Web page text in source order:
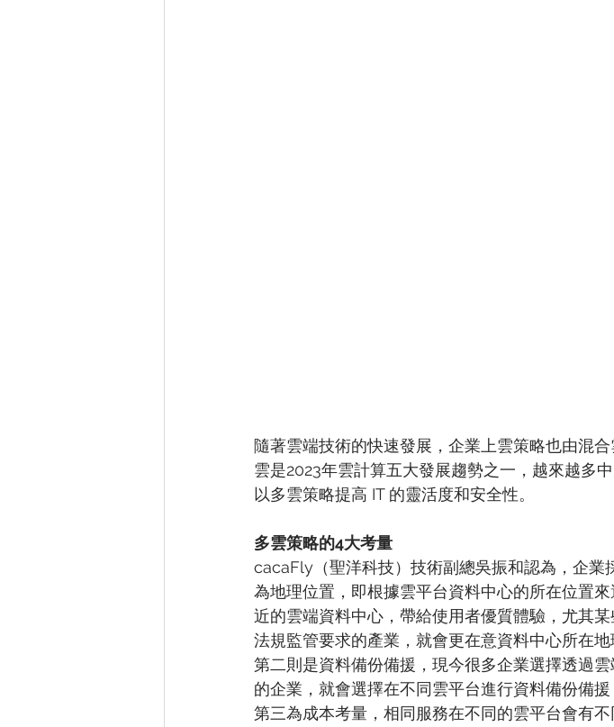
隨著雲端技術的快速發展，企業上雲策略也由混
雲是2023年雲計算五大發展趨勢之一，越來越多
以多雲策略提高 IT 的靈活度和安全性。
多雲策略的4大考量
cacaFly（聖洋科技）技術副總吳振和認為，企業
為地理位置，即根據雲平台資料中心的所在位置
近的雲端資料中心，帶給使用者優質體驗，尤其
法規監管要求的產業，就會更在意資料中心所在地
第二則是資料備份備援，現今很多企業選擇透過
的企業，就會選擇在不同雲平台進行資料備份備
第三為成本考量，相同服務在不同的雲平台會有